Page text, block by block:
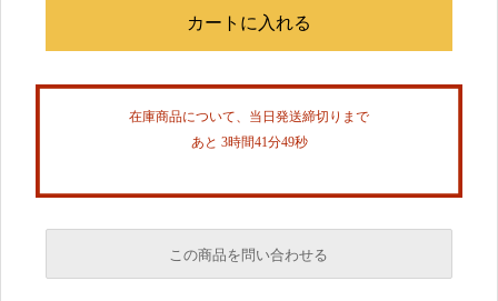
在庫商品について、当日発送締切りまで
あと 3時間41分48秒
この商品を問い合わせる